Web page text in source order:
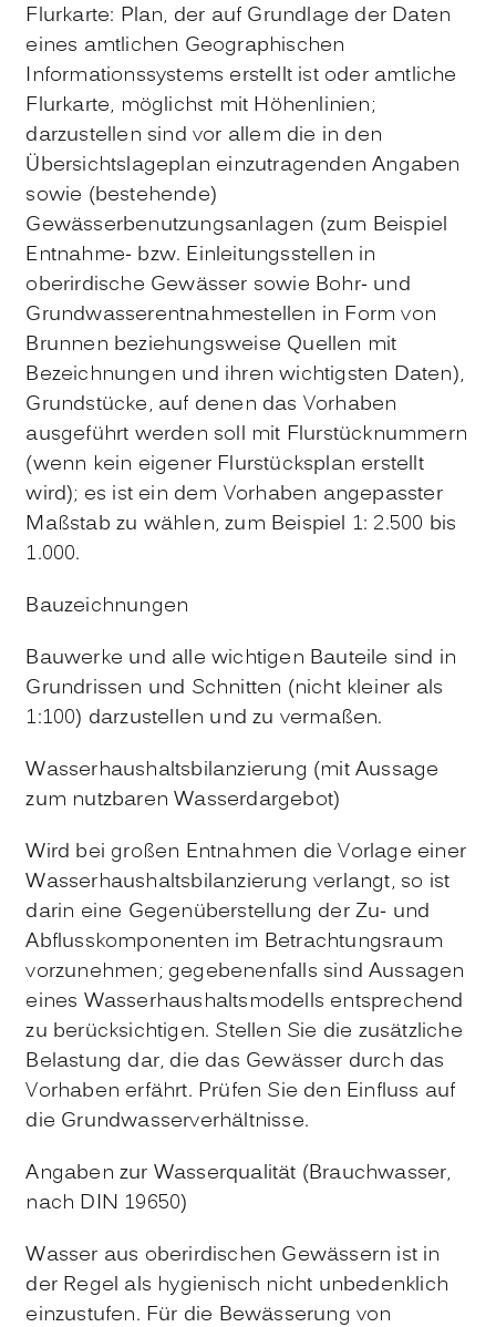
Flurkarte: Plan, der auf Grundlage der Daten
eines amtlichen Geographischen
Informationssystems erstellt ist oder amtliche
Flurkarte, möglichst mit Höhenlinien;
darzustellen sind vor allem die in den
Übersichtslageplan einzutragenden Angaben
sowie (bestehende)
Gewässerbenutzungsanlagen (zum Beispiel
Entnahme- bzw. Einleitungsstellen in
oberirdische Gewässer sowie Bohr- und
Grundwasserentnahmestellen in Form von
Brunnen beziehungsweise Quellen mit
Bezeichnungen und ihren wichtigsten Daten),
Grundstücke, auf denen das Vorhaben
ausgeführt werden soll mit Flurstücknummern
(wenn kein eigener Flurstücksplan erstellt
wird); es ist ein dem Vorhaben angepasster
Maßstab zu wählen, zum Beispiel 1: 2.500 bis
1.000.
Bauzeichnungen
Bauwerke und alle wichtigen Bauteile sind in
Grundrissen und Schnitten (nicht kleiner als
1:100) darzustellen und zu vermaßen.
Wasserhaushaltsbilanzierung (mit Aussage
zum nutzbaren Wasserdargebot)
Wird bei großen Entnahmen die Vorlage einer
Wasserhaushaltsbilanzierung verlangt, so ist
darin eine Gegenüberstellung der Zu- und
Abflusskomponenten im Betrachtungsraum
vorzunehmen; gegebenenfalls sind Aussagen
eines Wasserhaushaltsmodells entsprechend
zu berücksichtigen. Stellen Sie die zusätzliche
Belastung dar, die das Gewässer durch das
Vorhaben erfährt. Prüfen Sie den Einfluss auf
die Grundwasserverhältnisse.
Angaben zur Wasserqualität (Brauchwasser,
nach DIN 19650)
Wasser aus oberirdischen Gewässern ist in
der Regel als hygienisch nicht unbedenklich
einzustufen. Für die Bewässerung von